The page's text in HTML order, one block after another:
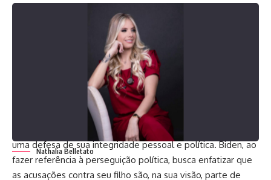
adversários.
O perdão a Hunter Biden não apenas tem implicações
legais, mas também políticas. Muitos observadores
acreditam que a decisão pode ser vista como uma tentativa
de Biden de reforçar sua base de apoio, especialmente
entre os eleitores mais próximos de sua administração. Em
um cenário político polarizado, em que acusações de
corrupção e abuso de poder são constantemente feitas, a
concessão do perdão também pode ser interpretada como
uma defesa de sua integridade pessoal e política. Biden, ao
fazer referência à perseguição política, busca enfatizar que
as acusações contra seu filho são, na sua visão, parte de
Nathalia Belletato